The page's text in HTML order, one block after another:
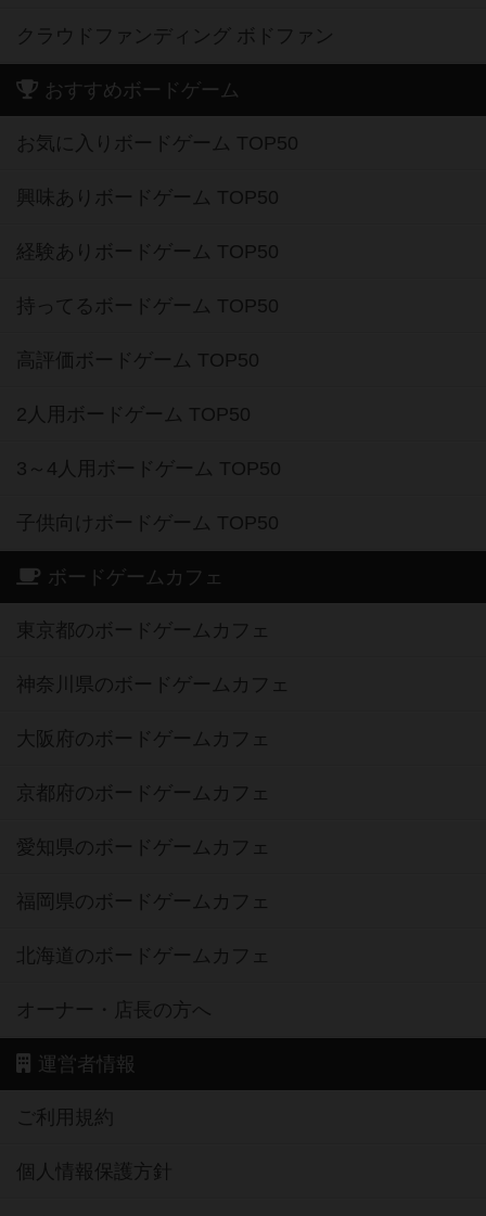
クラウドファンディング ボドファン
おすすめボードゲーム
お気に入りボードゲーム TOP50
興味ありボードゲーム TOP50
経験ありボードゲーム TOP50
持ってるボードゲーム TOP50
高評価ボードゲーム TOP50
2人用ボードゲーム TOP50
3～4人用ボードゲーム TOP50
子供向けボードゲーム TOP50
ボードゲームカフェ
東京都のボードゲームカフェ
神奈川県のボードゲームカフェ
大阪府のボードゲームカフェ
京都府のボードゲームカフェ
愛知県のボードゲームカフェ
福岡県のボードゲームカフェ
北海道のボードゲームカフェ
オーナー・店長の方へ
運営者情報
ご利用規約
個人情報保護方針